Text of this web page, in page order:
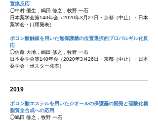
置換反応
◯中村 優生，嶋田 修之，牧野 一石
日本薬学会第140年会（2020年3月27日・京都（中止）・日本
薬学会・口頭発表）
ボロン酸触媒を用いた無保護糖の位置選択的プロパルギル化反
応
◯佐藤 大地，嶋田 修之，牧野 一石
日本薬学会第140年会（2020年3月26日・京都（中止）・日本
薬学会・ポスター発表）
2019
ボロン酸エステルを用いたジオールの保護基の開発と硫酸化糖
脂質全合成への応用
◯嶋田 修之，牧野 一石